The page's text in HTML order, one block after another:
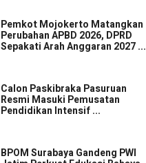
Pemkot Mojokerto Matangkan
Perubahan APBD 2026, DPRD
Sepakati Arah Anggaran 2027 ...
Calon Paskibraka Pasuruan
Resmi Masuki Pemusatan
Pendidikan Intensif ...
BPOM Surabaya Gandeng PWI